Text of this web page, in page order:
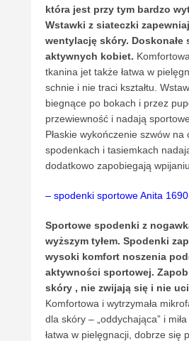
która jest przy tym bardzo
Wstawki z siateczki
wentylację skóry. Doskonałe
aktywnych kobiet.
tkanina jet także łatwa w
schnie i nie traci kształtu.
biegnące po bokach i przez
przewiewność i nadają
Płaskie wykończenie szwów na
spodenkach i tasiemkach
dodatkowo zapobiegają wpijaniu
– spodenki sportowe Anita 1690
Sportowe spodenki z
wyższym tyłem. Spodenki
wysoki komfort noszenia
aktywności sportowej.
skóry , nie zwijają się i nie
Komfortowa i wytrzymała
dla skóry – „oddychająca” i
łatwa w pielęgnacji, dobrze się